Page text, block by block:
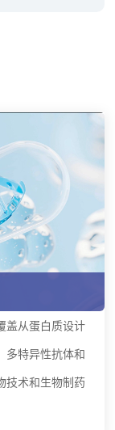
盖从蛋白质设计
多特异性抗体和
技术和生物制药